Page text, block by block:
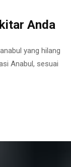
Anda
yang hilang
Anabul, sesuai